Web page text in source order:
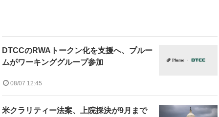
DTCCのRWAトークン化を支援へ、プルー
ムがワーキンググループ参加
08/07 12:45
米クラリティー法案、上院採決が9月まで